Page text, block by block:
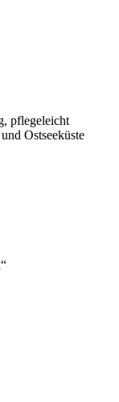
pflegeleicht
Ostseeküste